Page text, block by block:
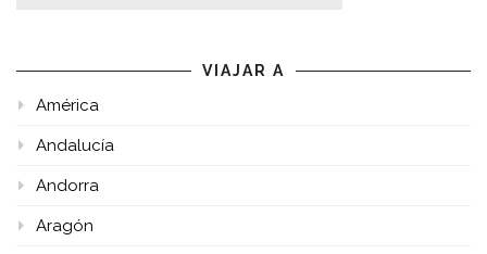
VIAJAR A
América
Andalucía
Andorra
Aragón